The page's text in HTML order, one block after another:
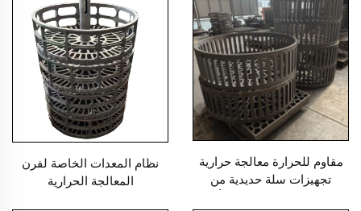
مقاوم للحرارة معالجة حرارية
تجهيزات سلة حديدية من
نظام المعدات الخاصة لفرن
المعالجة الحرارية